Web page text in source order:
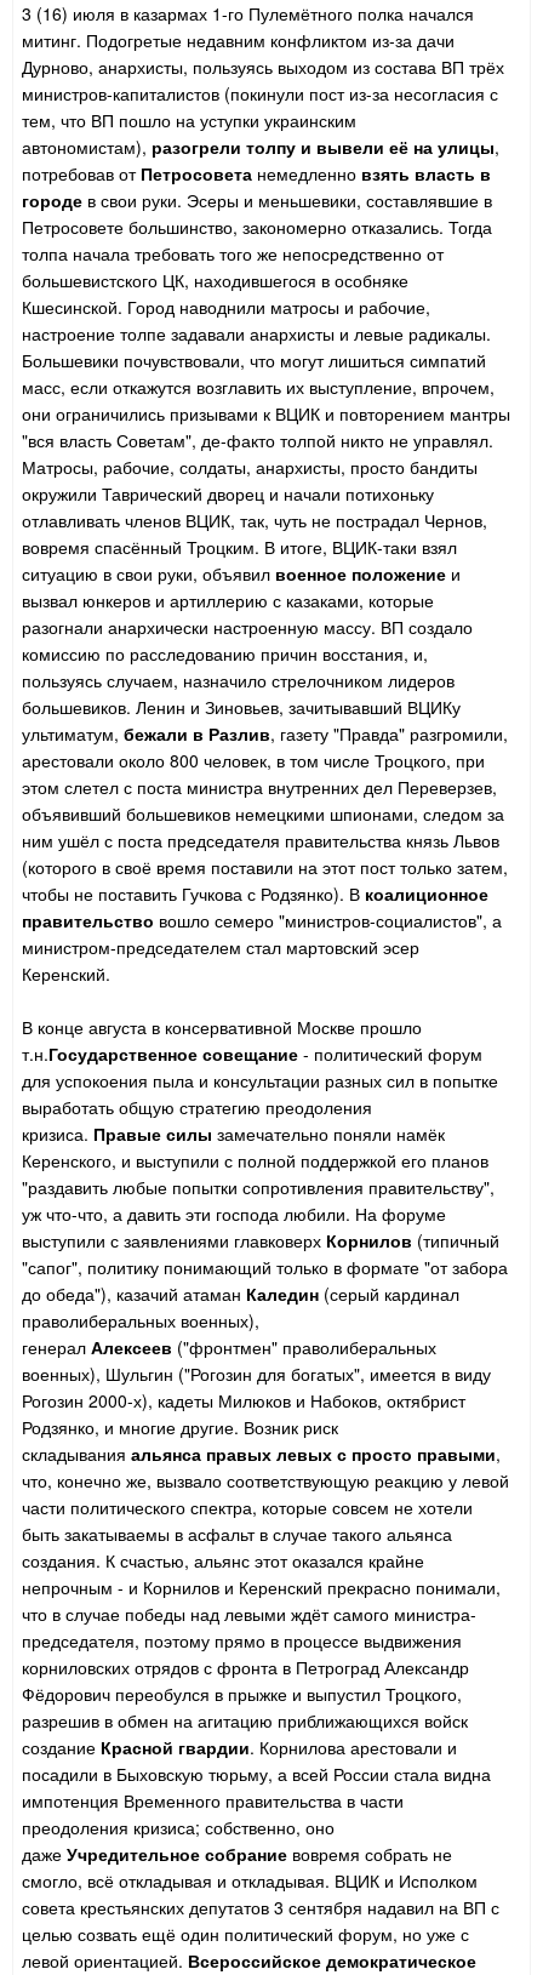
3 (16) июля в казармах 1-го Пулемётного полка начался
митинг. Подогретые недавним конфликтом из-за дачи
Дурново, анархисты, пользуясь выходом из состава ВП трёх
министров-капиталистов (покинули пост из-за несогласия с
тем, что ВП пошло на уступки украинским
автономистам), разогрели толпу и вывели её на улицы,
потребовав от Петросовета немедленно взять власть в
городе в свои руки. Эсеры и меньшевики, составлявшие в
Петросовете большинство, закономерно отказались. Тогда
толпа начала требовать того же непосредственно от
большевистского ЦК, находившегося в особняке
Кшесинской. Город наводнили матросы и рабочие,
настроение толпе задавали анархисты и левые радикалы.
Большевики почувствовали, что могут лишиться симпатий
масс, если откажутся возглавить их выступление, впрочем,
они ограничились призывами к ВЦИК и повторением мантры
"вся власть Советам", де-факто толпой никто не управлял.
Матросы, рабочие, солдаты, анархисты, просто бандиты
окружили Таврический дворец и начали потихоньку
отлавливать членов ВЦИК, так, чуть не пострадал Чернов,
вовремя спасённый Троцким. В итоге, ВЦИК-таки взял
ситуацию в свои руки, объявил военное положение и
вызвал юнкеров и артиллерию с казаками, которые
разогнали анархически настроенную массу. ВП создало
комиссию по расследованию причин восстания, и,
пользуясь случаем, назначило стрелочником лидеров
большевиков. Ленин и Зиновьев, зачитывавший ВЦИКу
ультиматум, бежали в Разлив, газету "Правда" разгромили,
арестовали около 800 человек, в том числе Троцкого, при
этом слетел с поста министра внутренних дел Переверзев,
объявивший большевиков немецкими шпионами, следом за
ним ушёл с поста председателя правительства князь Львов
(которого в своё время поставили на этот пост только затем,
чтобы не поставить Гучкова с Родзянко). В коалиционное
правительство вошло семеро "министров-социалистов", а
министром-председателем стал мартовский эсер
Керенский.
В конце августа в консервативной Москве прошло
т.н.Государственное совещание - политический форум
для успокоения пыла и консультации разных сил в попытке
выработать общую стратегию преодоления
кризиса. Правые силы замечательно поняли намёк
Керенского, и выступили с полной поддержкой его планов
"раздавить любые попытки сопротивления правительству",
уж что-что, а давить эти господа любили. На форуме
выступили с заявлениями главковерх Корнилов (типичный
"сапог", политику понимающий только в формате "от забора
до обеда"), казачий атаман Каледин (серый кардинал
праволиберальных военных),
генерал Алексеев ("фронтмен" праволиберальных
военных), Шульгин ("Рогозин для богатых", имеется в виду
Рогозин 2000-х), кадеты Милюков и Набоков, октябрист
Родзянко, и многие другие. Возник риск
складывания альянса правых левых с просто правыми,
что, конечно же, вызвало соответствующую реакцию у левой
части политического спектра, которые совсем не хотели
быть закатываемы в асфальт в случае такого альянса
создания. К счастью, альянс этот оказался крайне
непрочным - и Корнилов и Керенский прекрасно понимали,
что в случае победы над левыми ждёт самого министра-
председателя, поэтому прямо в процессе выдвижения
корниловских отрядов с фронта в Петроград Александр
Фёдорович переобулся в прыжке и выпустил Троцкого,
разрешив в обмен на агитацию приближающихся войск
создание Красной гвардии. Корнилова арестовали и
посадили в Быховскую тюрьму, а всей России стала видна
импотенция Временного правительства в части
преодоления кризиса; собственно, оно
даже Учредительное собрание вовремя собрать не
смогло, всё откладывая и откладывая. ВЦИК и Исполком
совета крестьянских депутатов 3 сентября надавил на ВП с
целью созвать ещё один политический форум, но уже с
левой ориентацией. Всероссийское демократическое